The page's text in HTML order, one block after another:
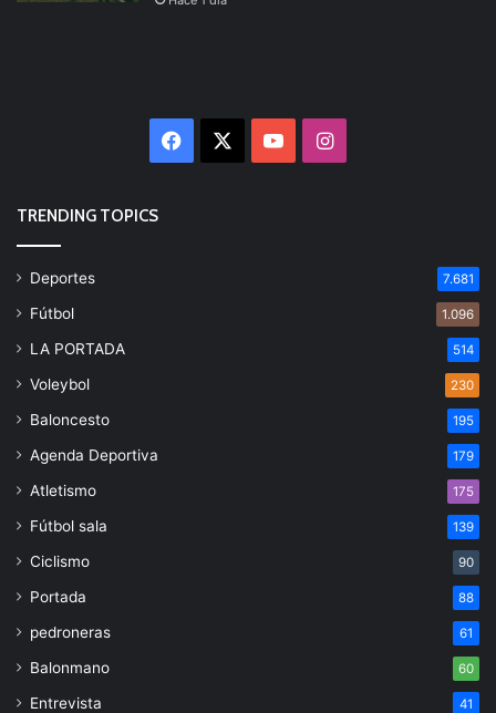
Facebook YouTubeInstagram
TRENDING TOPICS
Deportes 7.681
Fútbol 1.096
LA PORTADA 514
Voleybol 230
Baloncesto 195
Agenda Deportiva 179
Atletismo 175
Fútbol sala 139
Ciclismo 90
Portada 88
pedroneras 61
Balonmano 60
Entrevista 41